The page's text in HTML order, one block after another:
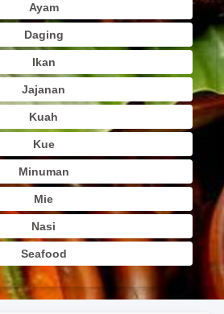
Ayam
Daging
Ikan
Jajanan
Kuah
Kue
Minuman
Mie
Nasi
Seafood